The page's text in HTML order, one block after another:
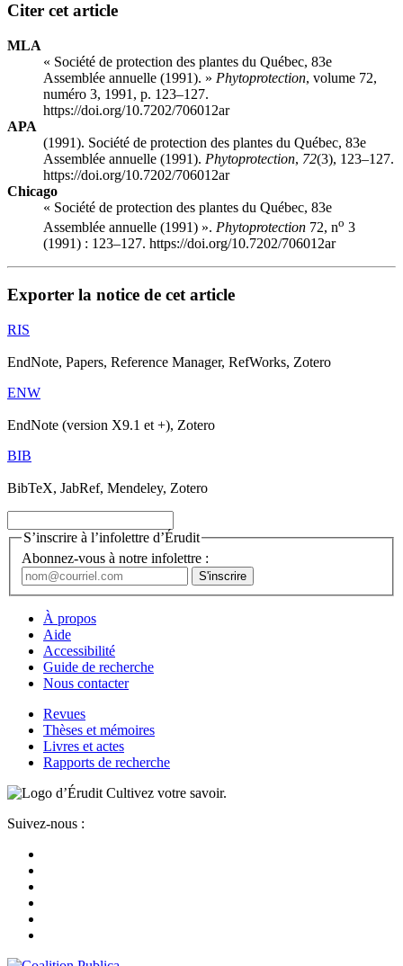
Citer cet article
MLA
« Société de protection des plantes du Québec, 83e
Assemblée annuelle (1991). » Phytoprotection, volume 72,
numéro 3, 1991, p. 123–127.
https://doi.org/10.7202/706012ar
APA
(1991). Société de protection des plantes du Québec, 83e
Assemblée annuelle (1991). Phytoprotection, 72(3), 123–127.
https://doi.org/10.7202/706012ar
Chicago
« Société de protection des plantes du Québec, 83e
Assemblée annuelle (1991) ». Phytoprotection 72, no 3
(1991) : 123–127. https://doi.org/10.7202/706012ar
Exporter la notice de cet article
RIS
EndNote, Papers, Reference Manager, RefWorks, Zotero
ENW
EndNote (version X9.1 et +), Zotero
BIB
BibTeX, JabRef, Mendeley, Zotero
S’inscrire à l’infolettre d’Érudit
Abonnez-vous à notre infolettre :
À propos
Aide
Accessibilité
Guide de recherche
Nous contacter
Revues
Thèses et mémoires
Livres et actes
Rapports de recherche
Cultivez votre savoir.
Suivez-nous :